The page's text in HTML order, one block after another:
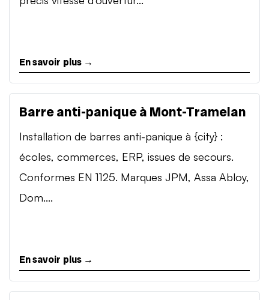
En savoir plus →
Barre anti-panique à Mont-Tramelan
Installation de barres anti-panique à {city} :
écoles, commerces, ERP, issues de secours.
Conformes EN 1125. Marques JPM, Assa Abloy,
Dom....
En savoir plus →